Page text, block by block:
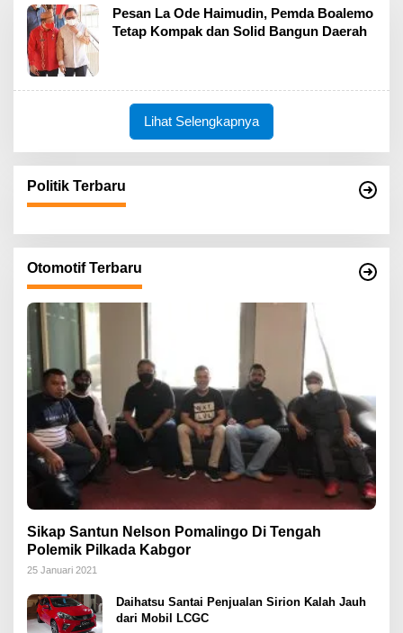
Pesan La Ode Haimudin, Pemda Boalemo
Tetap Kompak dan Solid Bangun Daerah
Lihat Selengkapnya
Politik Terbaru
Otomotif Terbaru
Sikap Santun Nelson Pomalingo Di Tengah
Polemik Pilkada Kabgor
25 Januari 2021
Daihatsu Santai Penjualan Sirion Kalah Jauh
dari Mobil LCGC